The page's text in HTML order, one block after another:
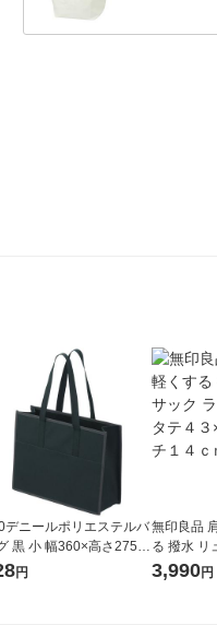
デニールポリエステルバ
黒 小 幅360×高さ275×
円
無印良品
る 撥水 リ
トベージ
２×マチ１
3,990円